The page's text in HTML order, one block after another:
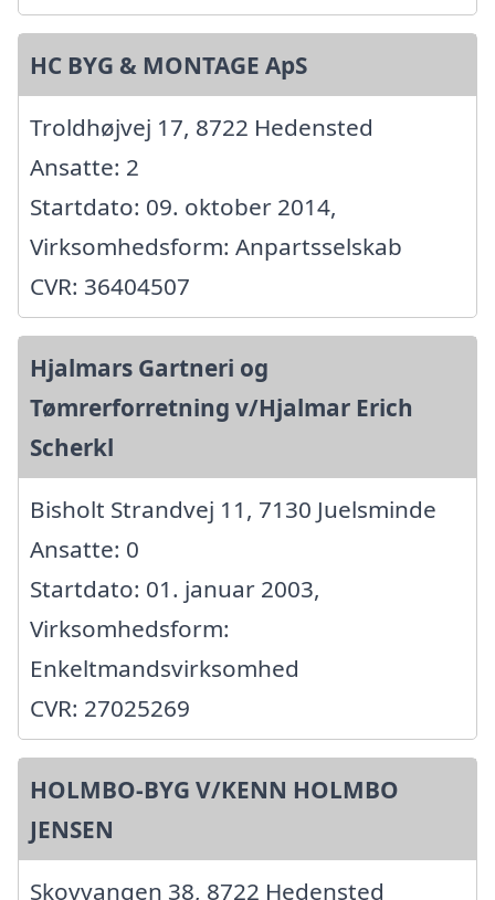
HC BYG & MONTAGE ApS
Troldhøjvej 17, 8722 Hedensted
Ansatte: 2
Startdato: 09. oktober 2014,
Virksomhedsform: Anpartsselskab
CVR: 36404507
Hjalmars Gartneri og
Tømrerforretning v/Hjalmar Erich
Scherkl
Bisholt Strandvej 11, 7130 Juelsminde
Ansatte: 0
Startdato: 01. januar 2003,
Virksomhedsform:
Enkeltmandsvirksomhed
CVR: 27025269
HOLMBO-BYG V/KENN HOLMBO
JENSEN
Skovvangen 38, 8722 Hedensted